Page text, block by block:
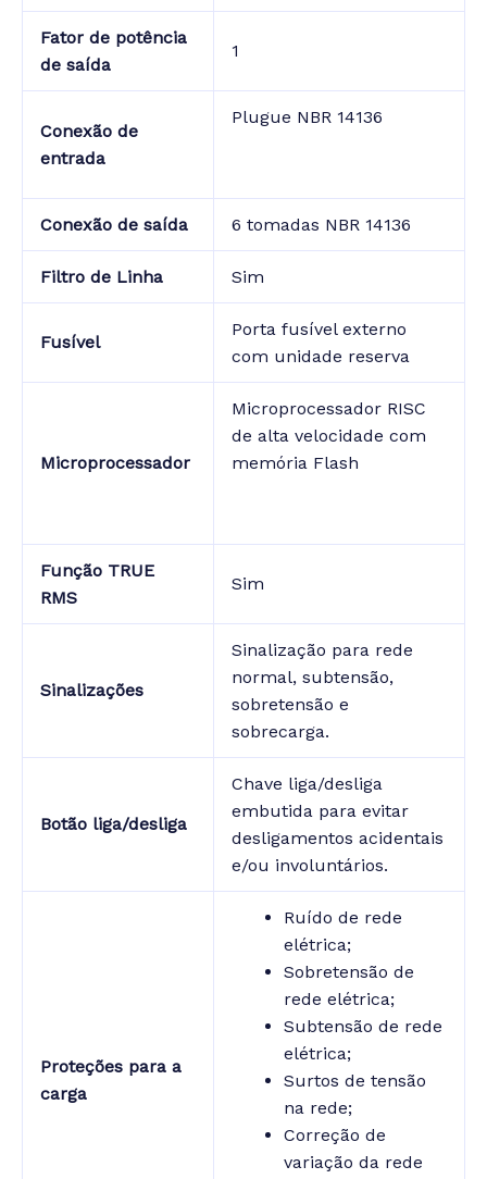
Fator de potência
de saída
1
Conexão de
entrada
Plugue NBR 14136
Conexão de saída 6 tomadas NBR 14136
Filtro de Linha Sim
Fusível
Porta fusível externo
com unidade reserva
Microprocessador
Microprocessador RISC
de alta velocidade com
memória Flash
Função TRUE
RMS
Sim
Sinalizações
Sinalização para rede
normal, subtensão,
sobretensão e
sobrecarga.
Botão liga/desliga
Chave liga/desliga
embutida para evitar
desligamentos acidentais
e/ou involuntários.
Proteções para a
carga
Ruído de rede
elétrica;
Sobretensão de
rede elétrica;
Subtensão de rede
elétrica;
Surtos de tensão
na rede;
Correção de
variação da rede